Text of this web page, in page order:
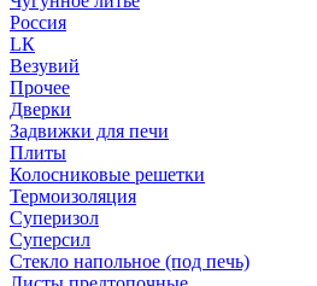
Россия
LК
Везувий
Прочее
Дверки
Задвижки для печи
Плиты
Колосниковые решетки
Термоизоляция
Суперизол
Суперсил
Стекло напольное (под печь)